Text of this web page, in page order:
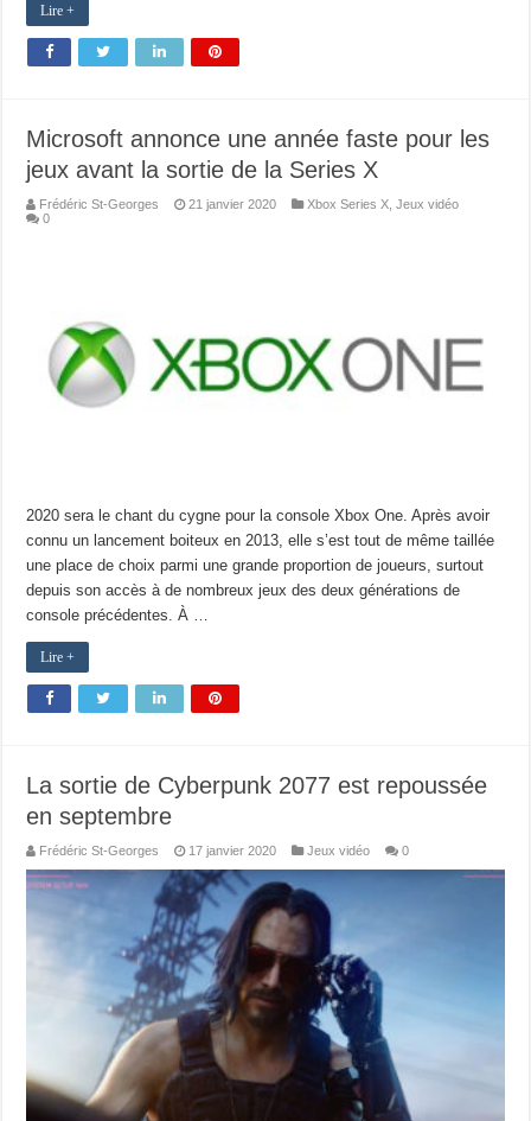
Lire +
Microsoft annonce une année faste pour les
jeux avant la sortie de la Series X
Frédéric St-Georges 21 janvier 2020 Xbox Series X ,Jeux vidéo
0
2020 sera le chant du cygne pour la console Xbox One. Après avoir
connu un lancement boiteux en 2013, elle s’est tout de même taillée
une place de choix parmi une grande proportion de joueurs, surtout
depuis son accès à de nombreux jeux des deux générations de
console précédentes. À …
Lire +
La sortie de Cyberpunk 2077 est repoussée
en septembre
Frédéric St-Georges 17 janvier 2020 Jeux vidéo 0